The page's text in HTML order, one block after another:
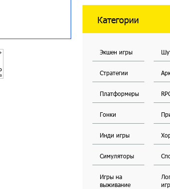
Категории
Экшен игры
Стратегии
Платформеры
Гонки
Инди игры
Симуляторы
Игры на
выживание